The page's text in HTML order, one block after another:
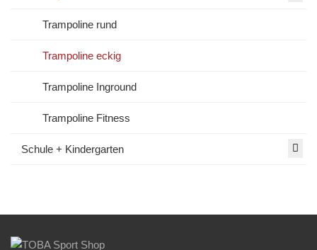
Trampoline rund
Trampoline eckig
Trampoline Inground
Trampoline Fitness
Schule + Kindergarten